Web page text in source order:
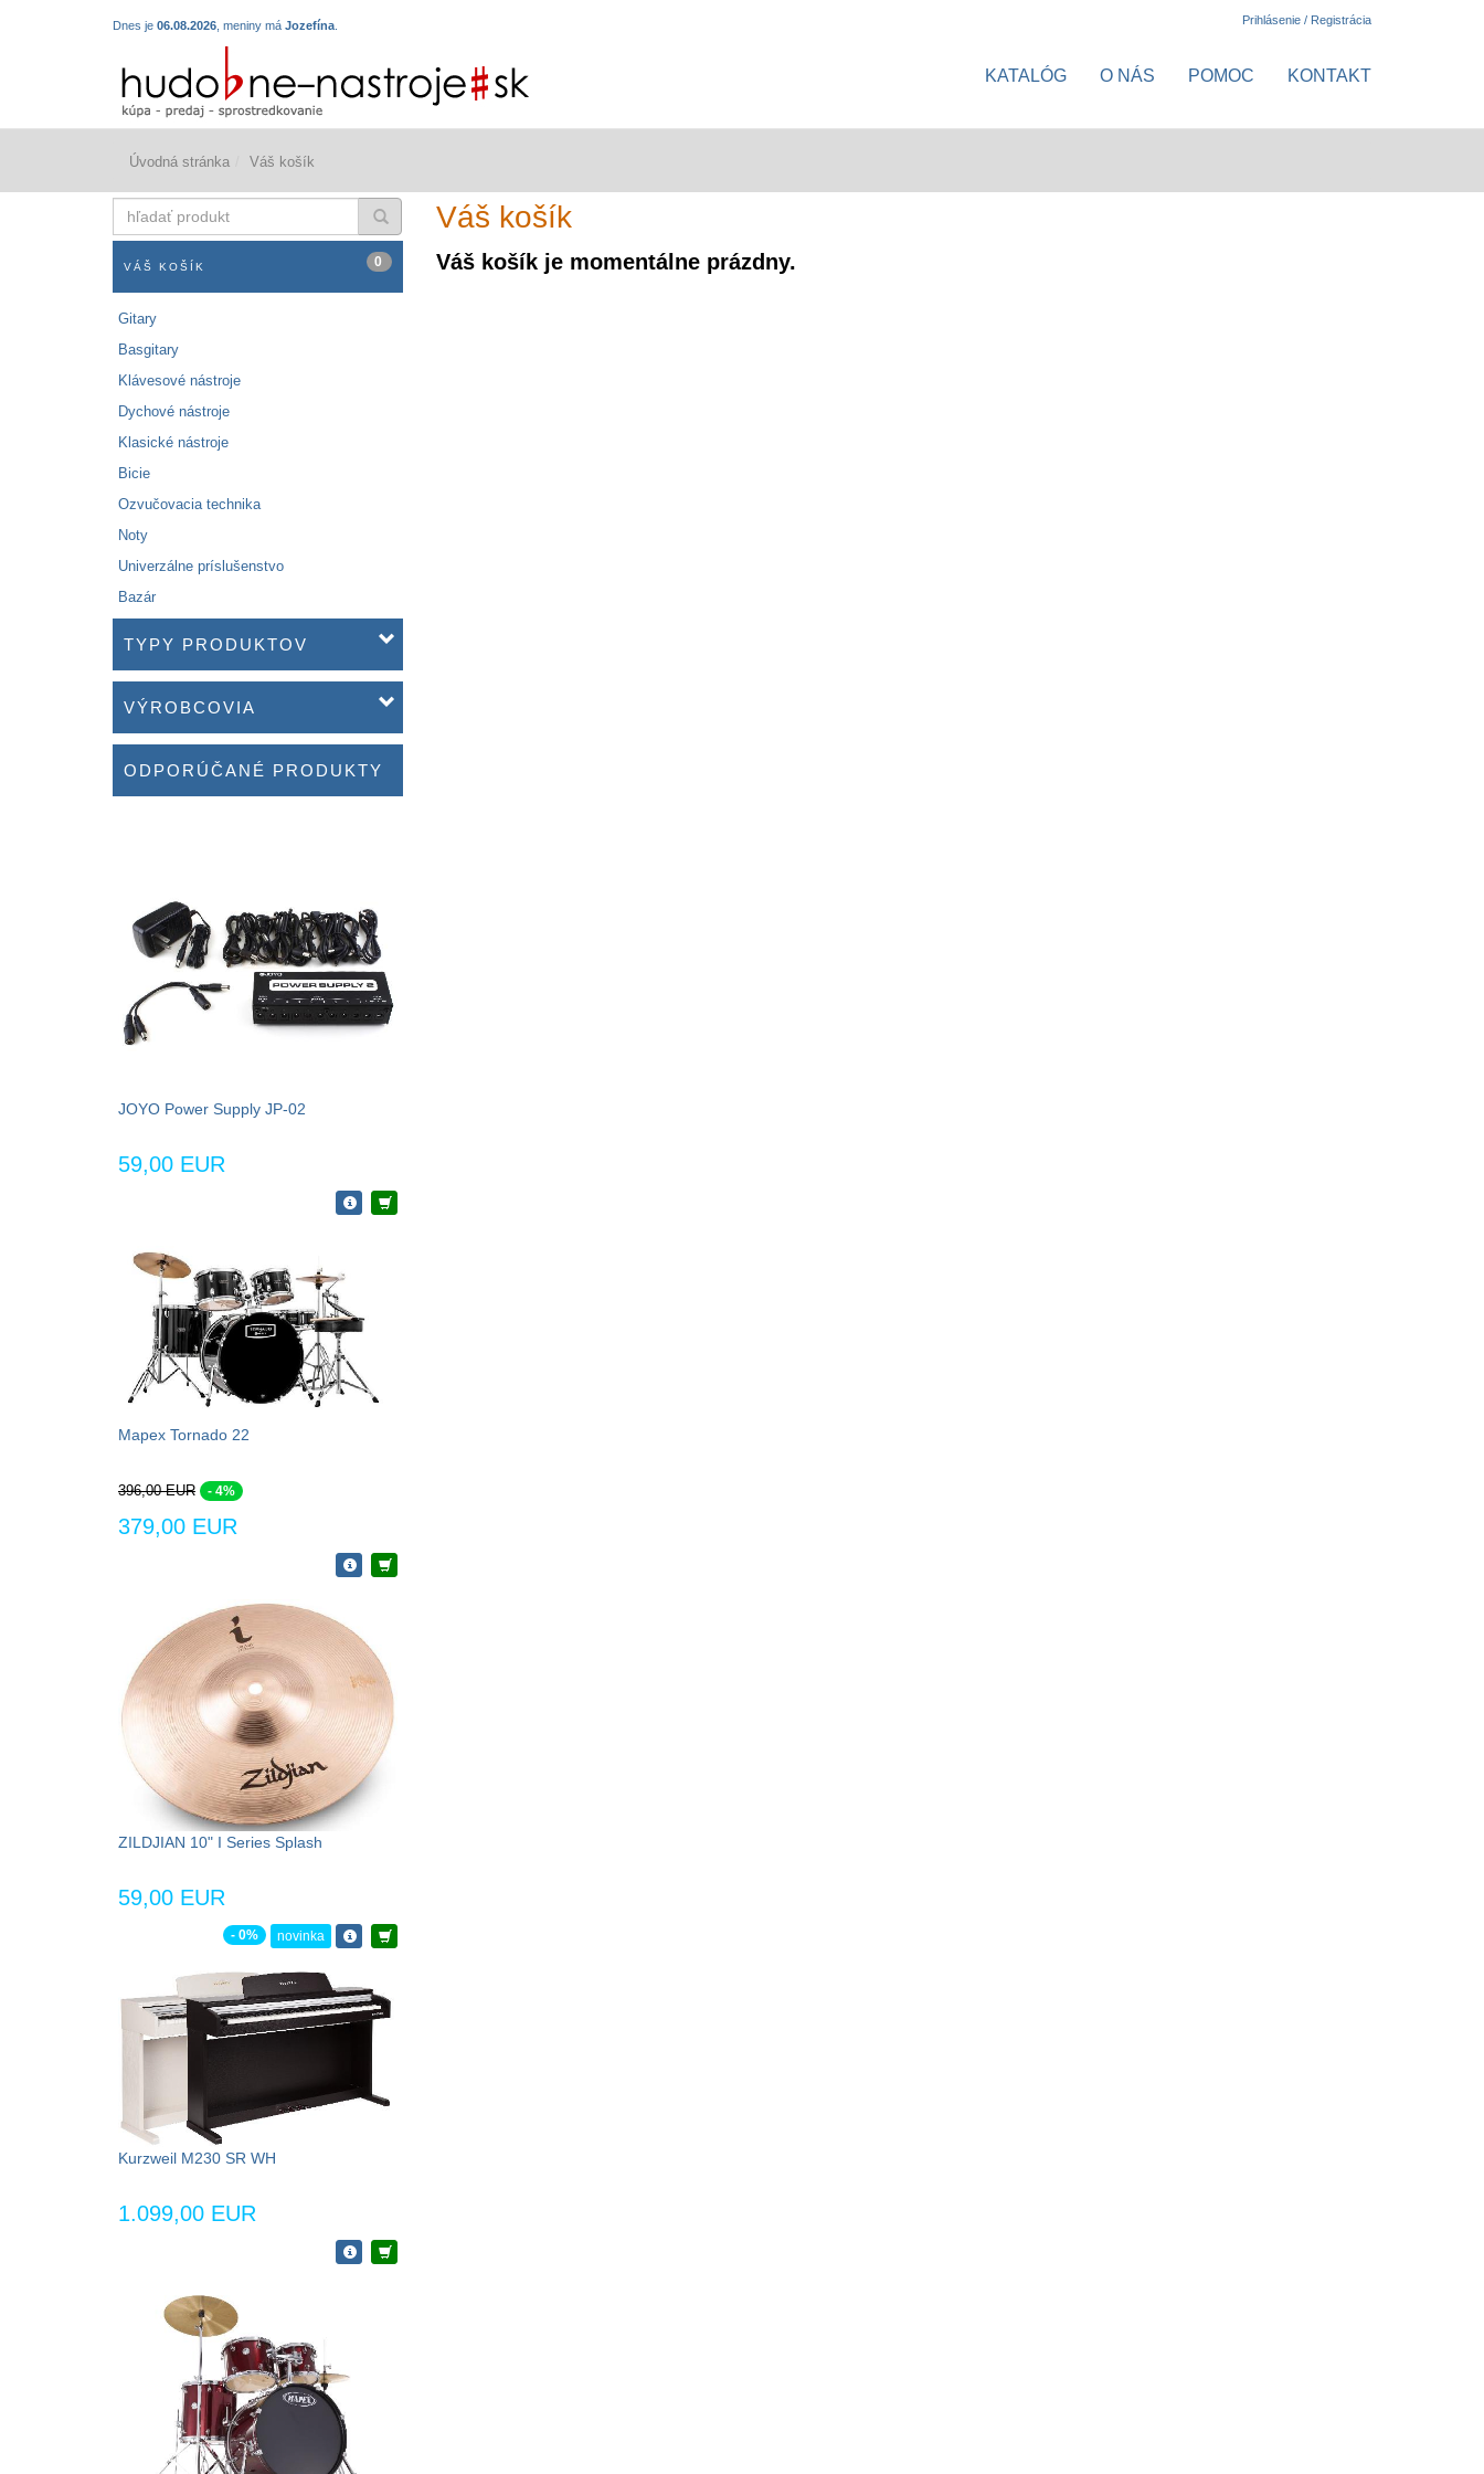
Dnes je 06.08.2026 , meniny má Jozefína Prihlásenie / Registrácia
KATALÓG O NÁS POMOC KONTAKT
Úvodná stránka Váš košík
produkt
VÁŠ KOŠÍK 0
Gitary
Basgitary
Klávesové nástroje
Dychové nástroje
Klasické nástroje
Bicie
Ozvučovacia technika
Noty
Univerzálne príslušenstvo
Bazár
TYPY PRODUKTOV
VÝROBCOVIA
ODPORÚČANÉ PRODUKTY
JOYO Power Supply JP-02
59,00 EUR
Mapex Tornado 22
396,00 EUR - 4%
379,00 EUR
ZILDJIAN 10" I Series Splash
59,00 EUR
- 0% novinka
Kurzweil M230 SR WH
1.099,00 EUR
Váš košík
Váš košík je momentálne prázdny.